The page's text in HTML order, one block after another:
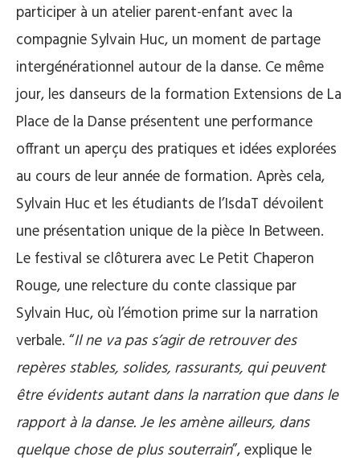
participer à un atelier parent-enfant avec la
compagnie Sylvain Huc, un moment de partage
intergénérationnel autour de la danse. Ce même
jour, les danseurs de la formation Extensions de La
Place de la Danse présentent une performance
offrant un aperçu des pratiques et idées explorées
au cours de leur année de formation. Après cela,
Sylvain Huc et les étudiants de l’IsdaT dévoilent
une présentation unique de la pièce In Between.
Le festival se clôturera avec Le Petit Chaperon
Rouge, une relecture du conte classique par
Sylvain Huc, où l’émotion prime sur la narration
verbale. “Il ne va pas s’agir de retrouver des
repères stables, solides, rassurants, qui peuvent
être évidents autant dans la narration que dans le
rapport à la danse. Je les amène ailleurs, dans
quelque chose de plus souterrain”, explique le